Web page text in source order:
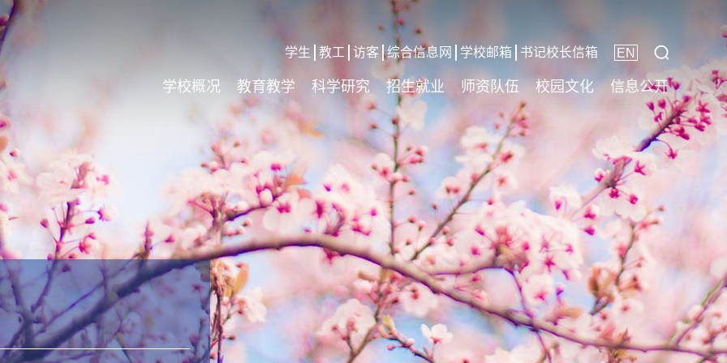
学生 教工 访客 综合信息网 学校邮箱 书记校长信箱 EN
学校概况 教育教学 科学研究 招生就业 师资队伍 校园文化 信息公开